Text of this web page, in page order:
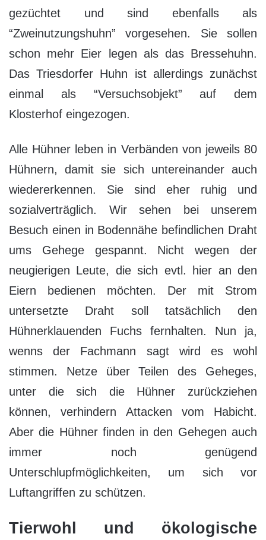
gezüchtet und sind ebenfalls als
“Zweinutzungshuhn” vorgesehen. Sie sollen
schon mehr Eier legen als das Bressehuhn.
Das Triesdorfer Huhn ist allerdings zunächst
einmal als “Versuchsobjekt” auf dem
Klosterhof eingezogen.
Alle Hühner leben in Verbänden von jeweils 80
Hühnern, damit sie sich untereinander auch
wiedererkennen. Sie sind eher ruhig und
sozialverträglich. Wir sehen bei unserem
Besuch einen in Bodennähe befindlichen Draht
ums Gehege gespannt. Nicht wegen der
neugierigen Leute, die sich evtl. hier an den
Eiern bedienen möchten. Der mit Strom
untersetzte Draht soll tatsächlich den
Hühnerklauenden Fuchs fernhalten. Nun ja,
wenns der Fachmann sagt wird es wohl
stimmen. Netze über Teilen des Geheges,
unter die sich die Hühner zurückziehen
können, verhindern Attacken vom Habicht.
Aber die Hühner finden in den Gehegen auch
immer noch genügend
Unterschlupfmöglichkeiten, um sich vor
Luftangriffen zu schützen.
Tierwohl und ökologische